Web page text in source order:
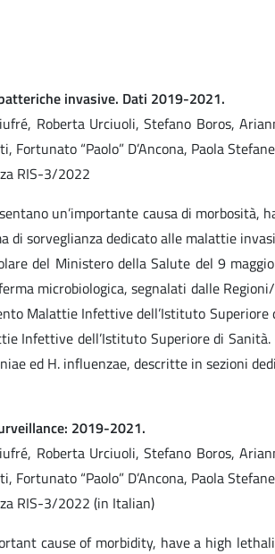
invasive. Dati 2019-2021.
Roberta Urciuoli, Stefano Boros,
Fortunato “Paolo” D’Ancona, Paola
RIS-3/2022
un’importante causa di morbosità,
di sorveglianza dedicato alle malattie
del Ministero della Salute del 9
microbiologica, segnalati dalle
Malattie Infettive dell’Istituto
Infettive dell’Istituto Superiore di
ed H. influenzae, descritte in sezioni
2019-2021.
Roberta Urciuoli, Stefano Boros,
Fortunato “Paolo” D’Ancona, Paola
RIS-3/2022 (in Italian)
cause of morbidity, have a high